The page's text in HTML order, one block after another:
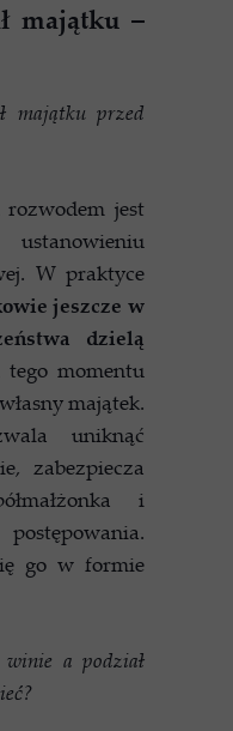
majątku –
majątku przed
rozwodem jest
W praktyce
jeszcze w
dzielą
momentu
majątek.
uniknąć
zabezpiecza
i
go w formie
a podział